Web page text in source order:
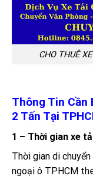
CHO THUÊ
Thông Tin Cần
2 Tấn Tại
1 – Thời gian xe
Thời gian di
ngoại ô TPHCM